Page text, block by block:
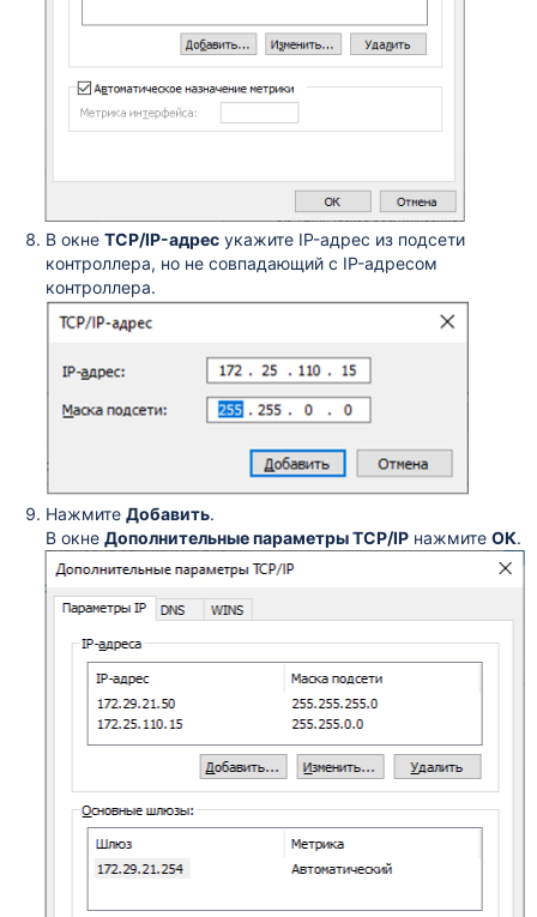
В окне TCP/IP-адрес укажите IP-адрес из подсети
контроллера, но не совпадающий с IP-адресом
контроллера.
Нажмите Добавить.
В окне Дополнительные параметры TCP/IP нажмите ОК.